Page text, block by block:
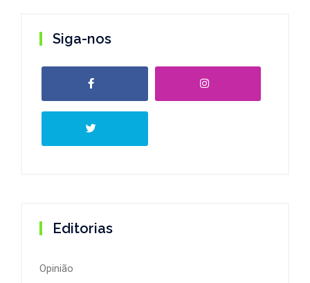
Siga-nos
Editorias
Opinião